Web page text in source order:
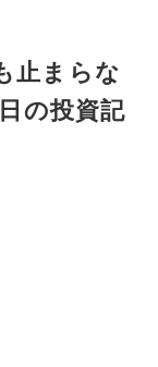
止まらな
の投資記